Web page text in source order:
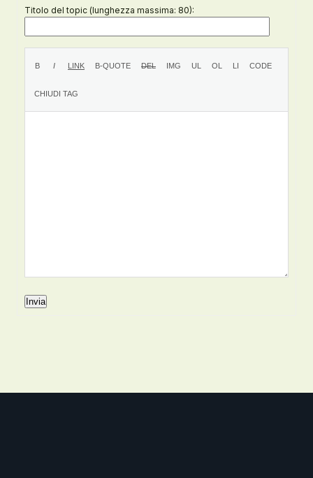
Titolo del topic (lunghezza massima: 80):
Invia